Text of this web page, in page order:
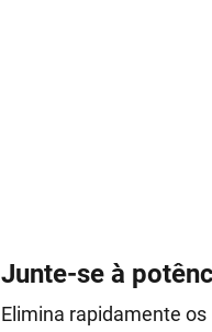
Junte-se à
Elimina rapidamente